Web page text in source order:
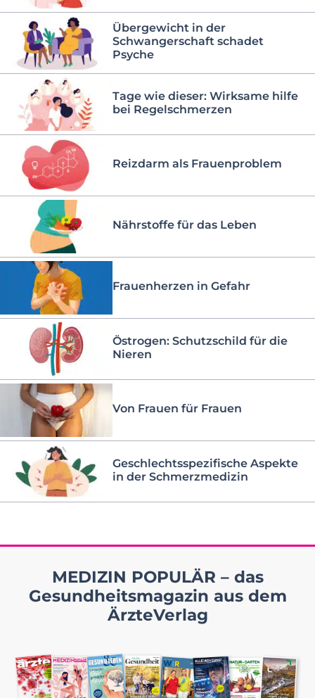
Übergewicht in der
Schwangerschaft schadet
Psyche
Tage wie dieser: Wirksame hilfe
bei Regelschmerzen
Reizdarm als Frauenproblem
Nährstoffe für das Leben
Frauenherzen in Gefahr
Östrogen: Schutzschild für die
Nieren
Von Frauen für Frauen
Geschlechtsspezifische Aspekte
in der Schmerzmedizin
MEDIZIN POPULÄR – das
Gesundheitsmagazin aus dem
ÄrzteVerlag